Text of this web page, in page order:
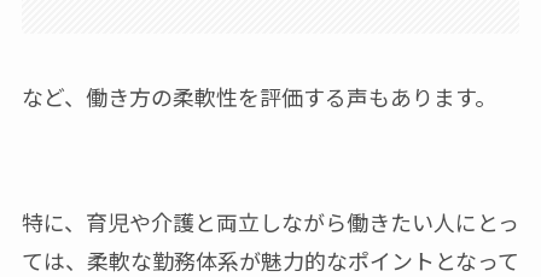
など、働き方の柔軟性を評価する声もあります。
特に、育児や介護と両立しながら働きたい人にとっ
ては、柔軟な勤務体系が魅力的なポイントとなって